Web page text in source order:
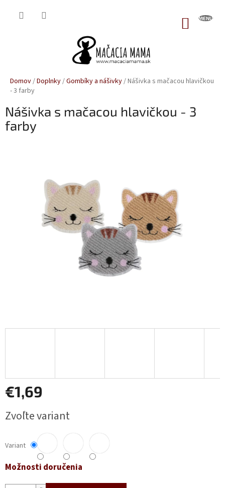
Domov/Doplnky/Gombíky a nášivky/Nášivka s mačacou hlavičkou
- 3 farby
Nášivka s mačacou hlavičkou - 3
farby
€1,69
cena:
Zvoľte variant
Variant
Možnosti doručenia